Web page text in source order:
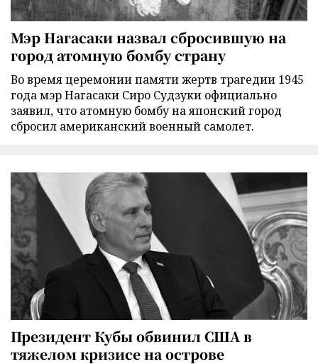
Мэр Нагасаки назвал сбросившую на
город атомную бомбу страну
Во время церемонии памяти жертв трагедии 1945
года мэр Нагасаки Сиро Судзуки официально
заявил, что атомную бомбу на японский город
сбросил американский военный самолет.
Президент Кубы обвинил США в
тяжелом кризисе на острове